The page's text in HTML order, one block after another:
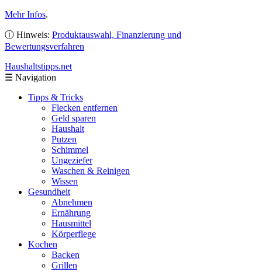
Mehr Infos.
ⓘ Hinweis: Produktauswahl, Finanzierung und
Bewertungsverfahren
Haushaltstipps.net
☰ Navigation
Tipps & Tricks
Flecken entfernen
Geld sparen
Haushalt
Putzen
Schimmel
Ungeziefer
Waschen & Reinigen
Wissen
Gesundheit
Abnehmen
Ernährung
Hausmittel
Körperflege
Kochen
Backen
Grillen